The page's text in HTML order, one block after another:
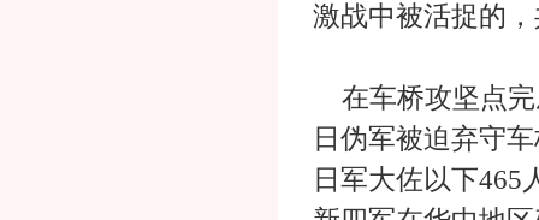
激战中被活捉的
在车桥攻坚点完
日伪军被迫弃守
日军大佐以下465